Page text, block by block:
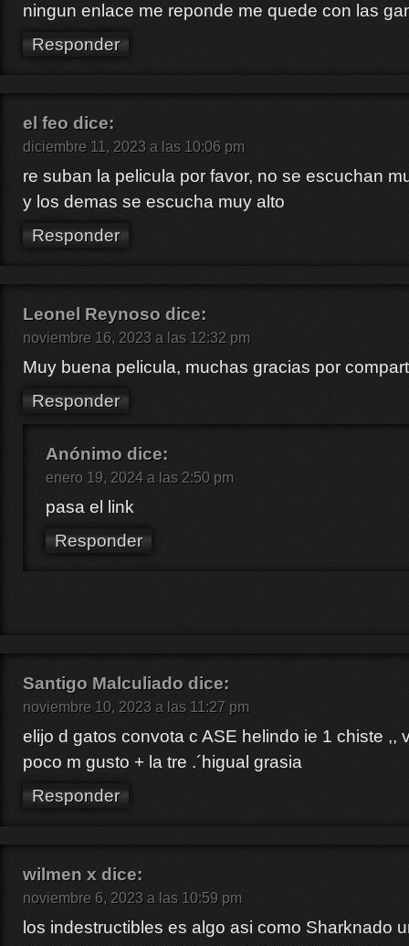
ningun enlace me reponde me quede con las
Responder
el feo dice:
diciembre 11, 2023 a las 10:06 pm
re suban la pelicula por favor, no se escuchan
y los demas se escucha muy alto
Responder
Leonel Reynoso dice:
noviembre 16, 2023 a las 12:32 pm
Muy buena pelicula, muchas gracias por
Responder
Anónimo dice:
enero 19, 2024 a las 2:50 pm
pasa el link
Responder
Santigo Malculiado dice:
noviembre 10, 2023 a las 11:27 pm
elijo d gatos convota c ASE helindo ie 1 chiste ,,
poco m gusto + la tre .´higual grasia
Responder
wilmen x dice:
noviembre 6, 2023 a las 10:59 pm
los indestructibles es algo asi como Sharknado